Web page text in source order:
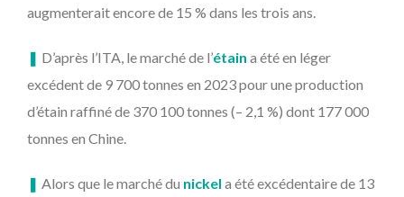
augmenterait encore de 15 % dans les trois ans.
❚ D’après l’ITA, le marché de l’étain a été en léger
excédent de 9 700 tonnes en 2023 pour une production
d’étain raffiné de 370 100 tonnes (– 2,1 %) dont 177 000
tonnes en Chine.
❚ Alors que le marché du nickel a été excédentaire de 13